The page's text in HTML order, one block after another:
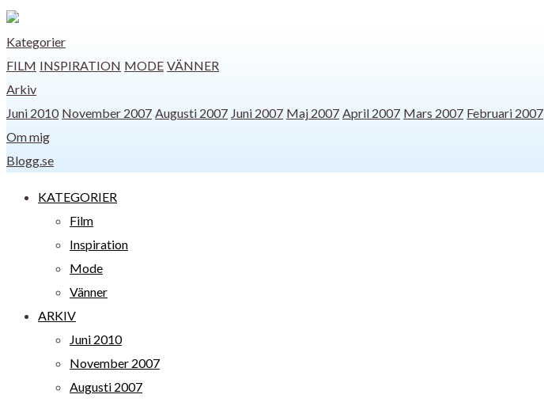
Kategorier
FILM INSPIRATION MODE VÄNNER
Arkiv
Juni 2010 November 2007 Augusti 2007 Juni 2007 Maj 2007 April 2007 Mars 2007 Februari 2007
Om mig
Blogg.se
KATEGORIER
Film
Inspiration
Mode
Vänner
ARKIV
Juni 2010
November 2007
Augusti 2007